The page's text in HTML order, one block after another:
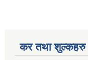
कर तथा शुल्कहरु